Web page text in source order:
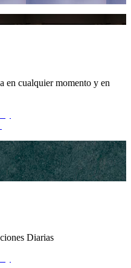
en cualquier momento y en
Diarias